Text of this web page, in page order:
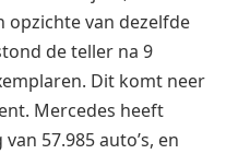
opzichte van dezelfde
de teller na 9
Dit komt neer
Mercedes heeft
57.985 auto’s, en